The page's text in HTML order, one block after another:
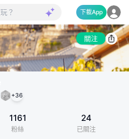
下載App
關注
+36
1161
粉絲
24
已關注